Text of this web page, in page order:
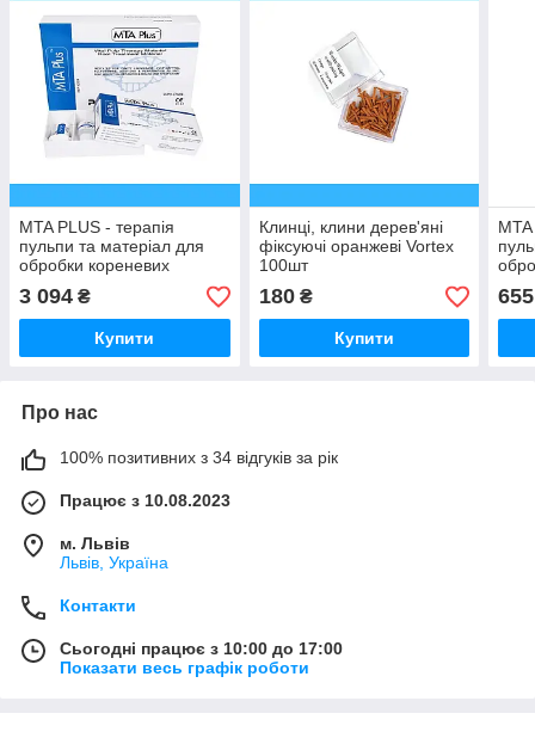
MTA PLUS - терапія
пульпи та матеріал для
обробки кореневих
каналів. 1г +2мл
3 094 ₴
Купити
Клинці, клини дерев'яні
фіксуючі оранжеві Vortex
100шт
180₴
Купити
655
Про нас
100% позитивних з 34 відгуків за рік
Працює з 10.08.2023
м. Львів
Львів, Україна
Контакти
Сьогодні працює з 10:00 до 17:00
Показати весь графік роботи